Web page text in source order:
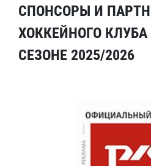
СПОНСОРЫ И
ХОККЕЙНОГО КЛУБА
СЕЗОНЕ 2025/2026